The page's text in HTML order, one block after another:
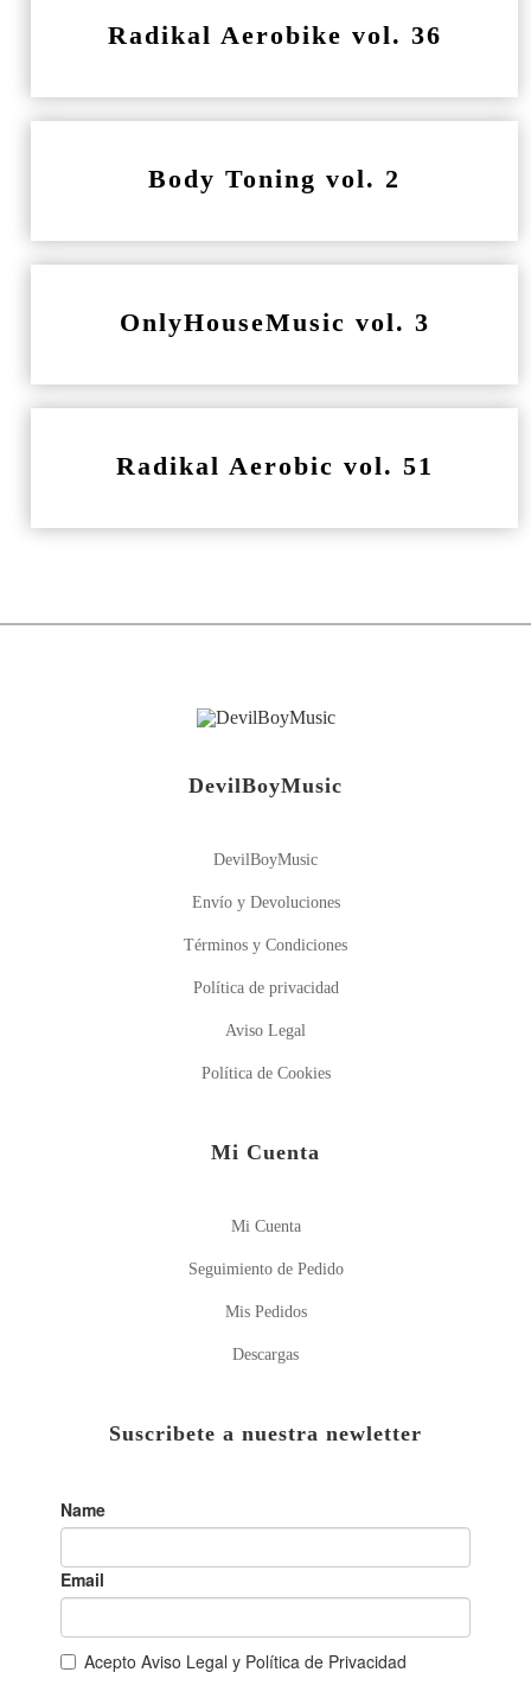
Radikal Aerobike vol. 36
Body Toning vol. 2
OnlyHouseMusic vol. 3
Radikal Aerobic vol. 51
DevilBoyMusic
DevilBoyMusic
Envío y Devoluciones
Términos y Condiciones
Política de privacidad
Aviso Legal
Política de Cookies
Mi Cuenta
Mi Cuenta
Seguimiento de Pedido
Mis Pedidos
Descargas
Suscribete a nuestra newletter